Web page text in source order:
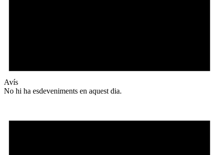
Avís
No hi ha esdeveniments en aquest dia.